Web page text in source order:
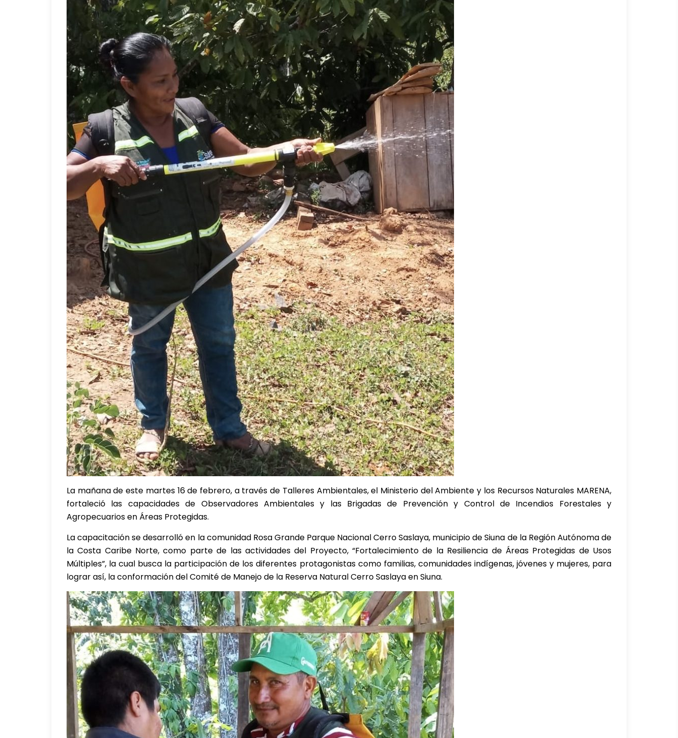
La mañana de este martes 16 de febrero, a través de Talleres Ambientales, el Ministerio del Ambiente y los Recursos Naturales MARENA,
fortaleció las capacidades de Observadores Ambientales y las Brigadas de Prevención y Control de Incendios Forestales y
Agropecuarios en Áreas Protegidas.
La capacitación se desarrolló en la comunidad Rosa Grande Parque Nacional Cerro Saslaya, municipio de Siuna de la Región Autónoma de
la Costa Caribe Norte, como parte de las actividades del Proyecto, “Fortalecimiento de la Resiliencia de Áreas Protegidas de Usos
Múltiples”, la cual busca la participación de los diferentes protagonistas como familias, comunidades indígenas, jóvenes y mujeres, para
lograr así, la conformación del Comité de Manejo de la Reserva Natural Cerro Saslaya en Siuna.